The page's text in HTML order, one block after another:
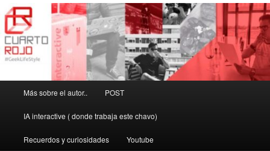
Más sobre el autor.. POST
IA interactive ( donde trabaja este chavo)
Recuerdos y curiosidades Youtube